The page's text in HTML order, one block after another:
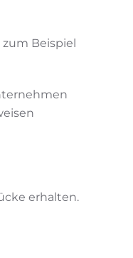
Beispiel
erhalten.